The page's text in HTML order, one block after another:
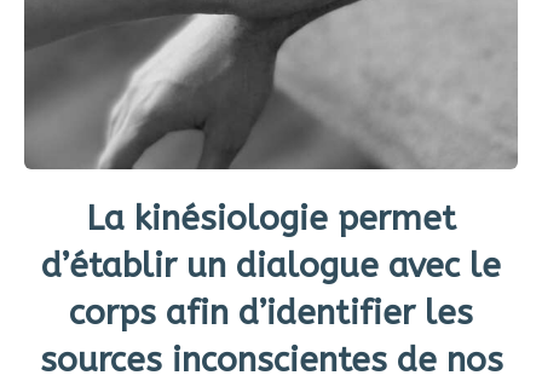
La kinésiologie permet
d’établir un dialogue avec le
corps afin d’identifier les
sources inconscientes de nos